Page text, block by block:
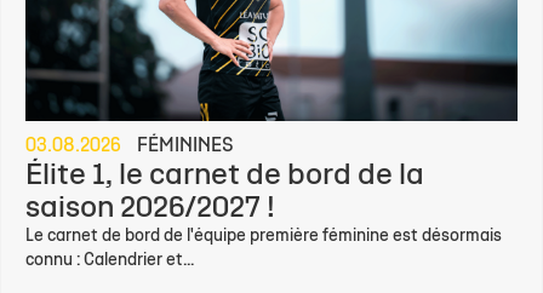
03.08.2026 FÉMININES
Élite 1, le carnet de bord de la
saison 2026/2027 !
Le carnet de bord de l'équipe première féminine est désormais
connu : Calendrier et...